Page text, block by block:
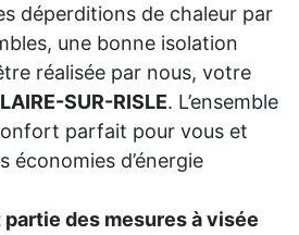
déperditions de chaleur par
une bonne isolation
réalisée par nous, votre
SUR-RISLE. L’ensemble
parfait pour vous et
économies d’énergie
des mesures à visée